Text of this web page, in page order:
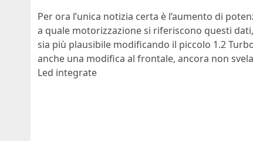
Per ora l’unica notizia certa è l’aumento di
a quale motorizzazione si riferiscono questi
sia più plausibile modificando il piccolo 1.2
anche una modifica al frontale, ancora non
Led integrate